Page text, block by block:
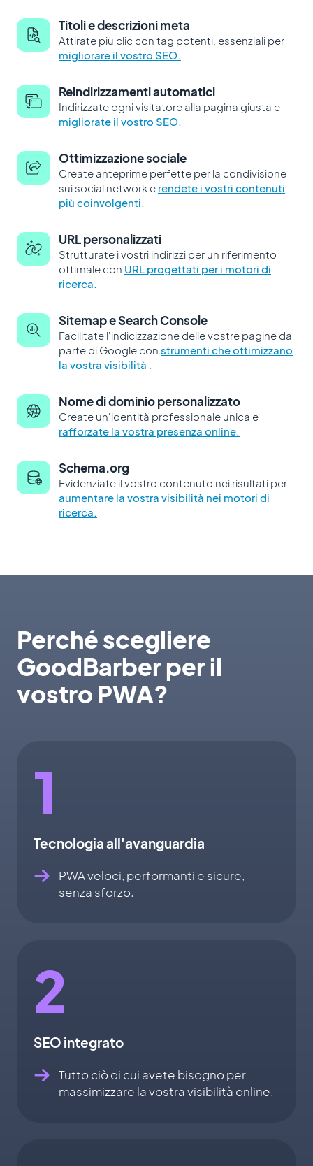
Titoli e descrizioni meta
Attirate più clic con tag potenti, essenziali per
migliorare il vostro SEO.
Reindirizzamenti automatici
Indirizzate ogni visitatore alla pagina giusta e
migliorate il vostro SEO.
Ottimizzazione sociale
Create anteprime perfette per la condivisione
sui social network e rendete i vostri contenuti
più coinvolgenti.
URL personalizzati
Strutturate i vostri indirizzi per un riferimento
ottimale con URL progettati per i motori di
ricerca.
Sitemap e Search Console
Facilitate l'indicizzazione delle vostre pagine da
parte di Google con strumenti che ottimizzano
la vostra visibilità
Nome di dominio personalizzato
Create un'identità professionale unica e
rafforzate la vostra presenza online.
Schema.org
Evidenziate il vostro contenuto nei risultati per
aumentare la vostra visibilità nei motori di
ricerca.
Perché scegliere
GoodBarber per il
vostro PWA?
1
Tecnologia all'avanguardia
PWA veloci, performanti e sicure,
senza sforzo.
2
SEO integrato
Tutto ciò di cui avete bisogno per
massimizzare la vostra visibilità online.